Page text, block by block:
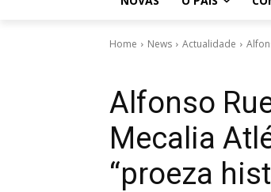
Home News Actualidade
Alfonso
Mecalia
“proeza